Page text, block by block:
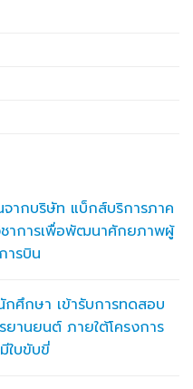
ากบริษัท แบ็กส์บริการภาค
าการเพื่อพัฒนาศักยภาพผู้
ารบิน
ศึกษา เข้ารับการทดสอบ
ยานยนต์ ภายใต้โครงการ
ใบขับขี่